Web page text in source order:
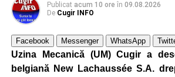
Publicat acum 10 ore în 09.08.2026
De Cugir INFO
Facebook Messenger WhatsApp
Uzina Mecanică (UM) Cugir a
belgiană New Lachaussée S.A.